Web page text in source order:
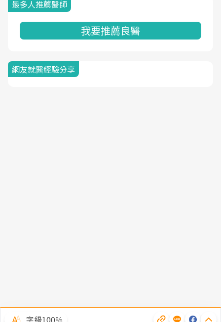
最多人推薦醫師
我要推薦良醫
網友就醫經驗分享
字級100％